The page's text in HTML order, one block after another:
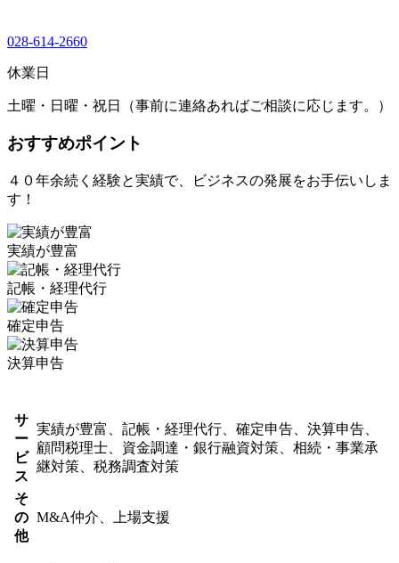
028-614-2660
休業日
土曜・日曜・祝日（事前に連絡あればご相談に応じます。）
おすすめポイント
４０年余続く経験と実績で、ビジネスの発展をお手伝いしま
す！
実績が豊富
記帳・経理代行
確定申告
決算申告
サ
ー
ビ
ス
実績が豊富、記帳・経理代行、確定申告、決算申告、
顧問税理士、資金調達・銀行融資対策、相続・事業承
継対策、税務調査対策
そ
の
他
M&A仲介、上場支援